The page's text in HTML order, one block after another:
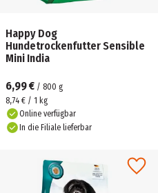
Happy Dog
Hundetrockenfutter Sensible
Mini India
6,99 € / 800 g
8,74 € / 1 kg
Online verfügbar
In die Filiale lieferbar